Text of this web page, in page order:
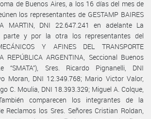
de Buenos Aires, a los 16 días del mes de
los representantes de GESTAMP BAIRES
MARTIN, DNI 22.647.241 en adelante La
parte y por la otra los representantes del
Y AFINES DEL TRANSPORTE
REPÚBLICA ARGENTINA, Seccional Buenos
“SMATA”), Sres. Ricardo Pignanelli, DNI
Moran, DNI 12.349.768; Mario Victor Valor,
C. Moulia, DNI 18.393.329; Miguel A. Colque,
comparecen los integrantes de la
Reclamos los Sres. Señores Cristian Roldan,